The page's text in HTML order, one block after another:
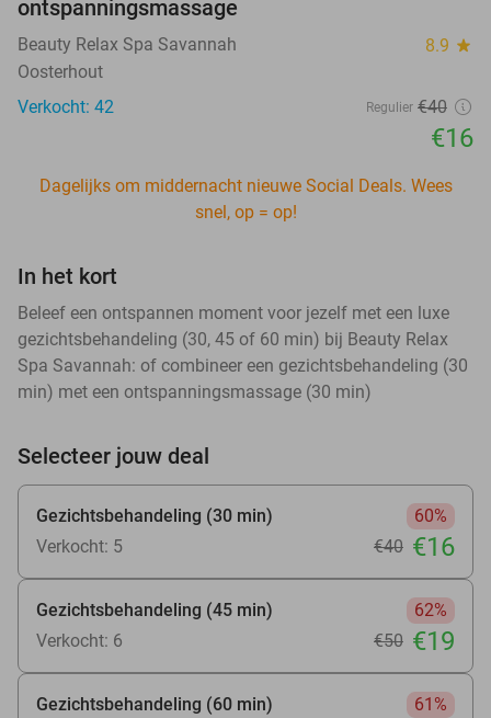
ontspanningsmassage
Beauty Relax Spa Savannah 8.9 star
Oosterhout
Verkocht: 42
Regulier €40
€16
Dagelijks om middernacht nieuwe Social Deals. Wees
snel, op = op!
In het kort
Beleef een ontspannen moment voor jezelf met een luxe
gezichtsbehandeling (30, 45 of 60 min) bij Beauty Relax
Spa Savannah: of combineer een gezichtsbehandeling (30
min) met een ontspanningsmassage (30 min)
Selecteer jouw deal
Gezichtsbehandeling (30 min)
60%
Verkocht: 5
€40 €16
Gezichtsbehandeling (45 min)
62%
Verkocht: 6
€50 €19
Gezichtsbehandeling (60 min)
61%